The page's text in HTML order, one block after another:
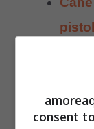
Per evitare
consent